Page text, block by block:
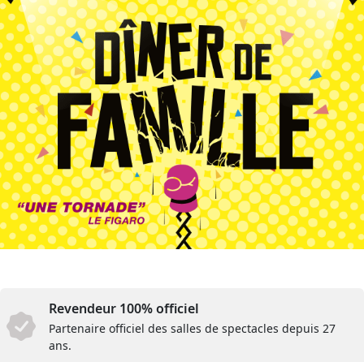
Revendeur 100% officiel
Partenaire officiel des salles de spectacles depuis 27
ans.